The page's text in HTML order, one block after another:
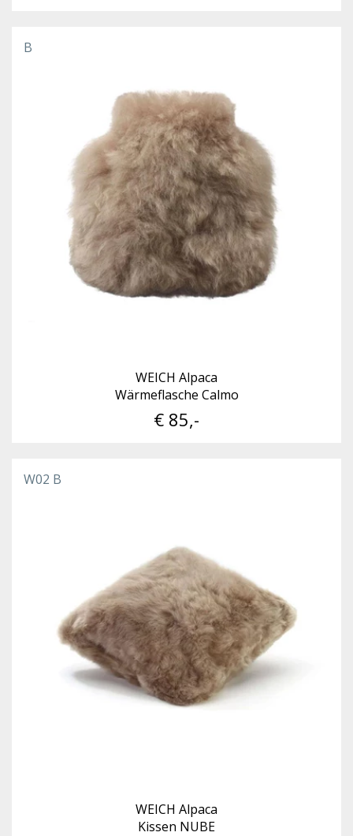
B
WEICH Alpaca
Wärmeflasche Calmo
€ 85,-
W02 B
WEICH Alpaca
Kissen NUBE